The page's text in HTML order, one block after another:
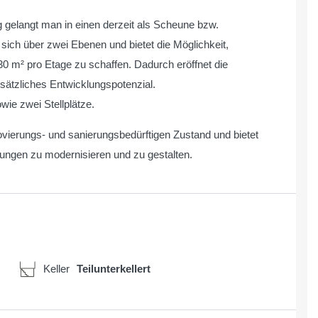
man in einen derzeit als Scheune bzw.
über zwei Ebenen und bietet die Möglichkeit,
m² pro Etage zu schaffen. Dadurch eröffnet die
Entwicklungspotenzial.
zwei Stellplätze.
und sanierungsbedürftigen Zustand und bietet
zu modernisieren und zu gestalten.
Keller Teilunterkellert